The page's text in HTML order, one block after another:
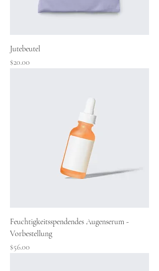
Jutebeutel
Preis
$20.00
Feuchtigkeitsspendendes Augenserum -
Vorbestellung
Preis
$56.00